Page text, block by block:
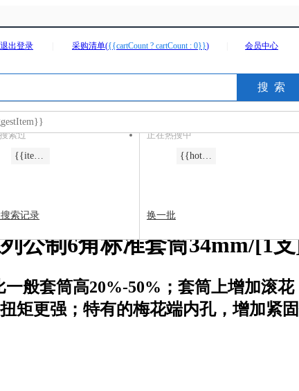
退出登录 采购清单({{cartCount ? cartCount : 0}}) 会员中心
索过
{{item.keyword}}
索记录
正在热搜中
{{hotItem}}
换一批
钻/起子机 角磨机 冲击钻 电圆锯
列公制6角标准套筒34mm/[1
般套筒高20%-50%；套筒上增加滚
矩更强；特有的梅花端内孔，增加紧